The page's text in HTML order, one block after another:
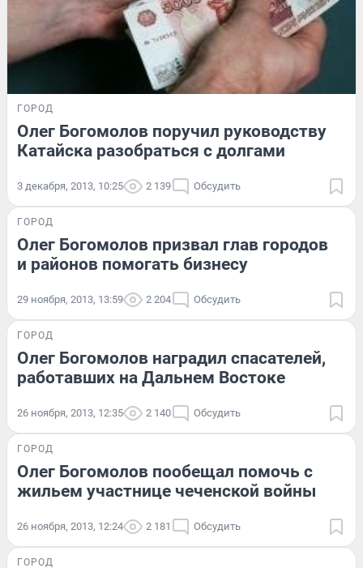
ГОРОД
Олег Богомолов поручил руководству
Катайска разобраться с долгами
3 декабря, 2013, 10:25 2 139 Обсудить
ГОРОД
Олег Богомолов призвал глав городов
и районов помогать бизнесу
29 ноября, 2013, 13:59 2 204 Обсудить
ГОРОД
Олег Богомолов наградил спасателей,
работавших на Дальнем Востоке
26 ноября, 2013, 12:35 2 140 Обсудить
ГОРОД
Олег Богомолов пообещал помочь с
жильем участнице чеченской войны
26 ноября, 2013, 12:24 2 181 Обсудить
ГОРОД